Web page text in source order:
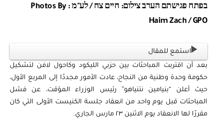
בפתח פגישתם הערב צילום: חיים צח / לע"מ Photos By :
Haim Zach / GPO
استمع للمقال
بعد أن اقتربت المباحثات بين حزبي الليكود وكاحول لافن لتشكيل
حكومة وحدة وطنية من النجاح، عادت الأمور مجددًا إلى المربع الأول،
حيث أعلن “بنيامين نتنياهو” رئيس الوزراء المؤقت، عن فشل
المباحثات قبل يوم واحد من انعقاد جلسة الكنيست الأولى التي كان
مقررًا لها الانعقاد يوم الاثنين ٢٣ مارس الجاري.